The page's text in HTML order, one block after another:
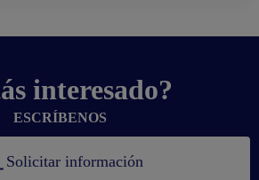
interesado?
ESCRÍBENOS
Solicitar información